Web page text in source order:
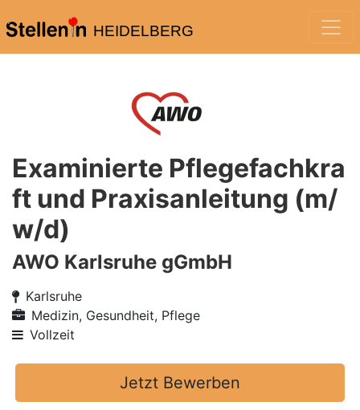
HEIDELBERG
Examinierte Pflegefachkra
ft und Praxisanleitung (m/
w/d)
AWO Karlsruhe gGmbH
Karlsruhe
Medizin, Gesundheit, Pflege
Vollzeit
Jetzt Bewerben